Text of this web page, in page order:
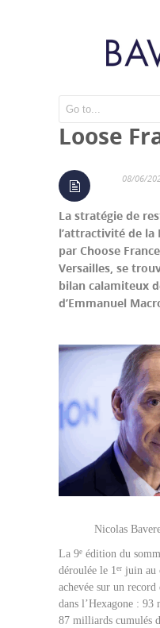
De
Loose
08/06/
La stratégie de
l’attractivité de la
par Choose
Versailles, se
bilan calamiteux
d’Emmanuel
Nicolas
La 9e édition du
déroulée le 1er juin au
achevée sur un record
dans l’Hexagone : 93
87 milliards cumulés